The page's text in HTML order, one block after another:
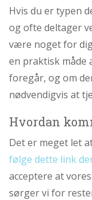
1.6:
imod
abort
1.7:
2.0:
Om
os
2.2:
aktioner
2.3:
2.4:
Hvis du er typen
og ofte deltager
være noget for
en praktisk måde
foregår, og om
nødvendigvis at
Hvordan
Det er meget let
følge dette link
acceptere at
sørger vi for